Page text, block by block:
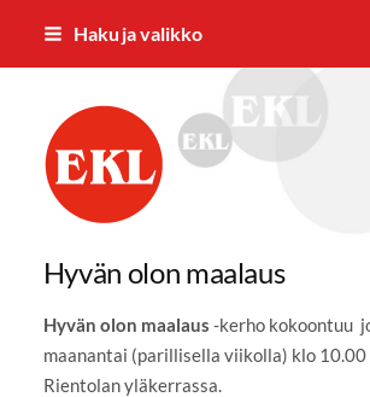
Siirry
Haku ja valikko
Nummelan
Hyvän olon maalaus
Hyvän olon maalaus -kerho kokoontuu
maanantai (parillisella viikolla) klo
Rientolan yläkerrassa.